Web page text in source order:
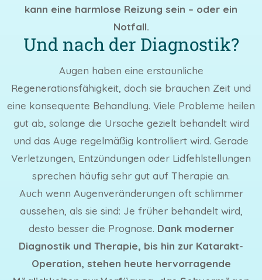
kann eine harmlose Reizung sein – oder ein
Notfall.
Und nach der Diagnostik?
Augen haben eine erstaunliche
Regenerationsfähigkeit, doch sie brauchen Zeit und
eine konsequente Behandlung. Viele Probleme heilen
gut ab, solange die Ursache gezielt behandelt wird
und das Auge regelmäßig kontrolliert wird. Gerade
Verletzungen, Entzündungen oder Lidfehlstellungen
sprechen häufig sehr gut auf Therapie an.
Auch wenn Augenveränderungen oft schlimmer
aussehen, als sie sind: Je früher behandelt wird,
desto besser die Prognose. Dank moderner
Diagnostik und Therapie, bis hin zur Katarakt-
Operation, stehen heute hervorragende